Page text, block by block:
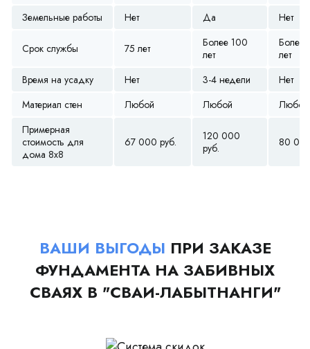
Земельные работы Нет Да Нет
Срок службы 75 лет
Более 100
лет
Более
лет
Время на усадку
Нет 3-4 недели
Нет
Материал стен
Любой Любой
Любой
Примерная
стоимость для
дома 8х8
67 000 руб.
120 000
руб.
80
ВАШИ ВЫГОДЫ ПРИ ЗАКАЗЕ
ФУНДАМЕНТА НА ЗАБИВНЫХ
СВАЯХ В "СВАИ-ЛАБЫТНАНГИ"